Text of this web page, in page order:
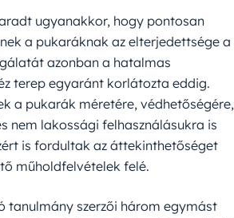
ugyanakkor, hogy pontosan
a pukaráknak az elterjedettsége a
azonban a hatalmas
terep egyaránt korlátozta eddig.
a pukarák méretére, védhetőségére,
nem lakossági felhasználásukra is
is fordultak az áttekinthetőséget
műholdfelvételek felé.
tanulmány szerzői három egymást